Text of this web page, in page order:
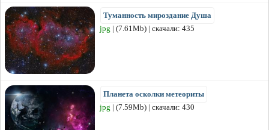
Туманность мироздание Душа
jpg | (7.61Mb) | скачали: 435
Планета осколки метеориты
jpg | (7.59Mb) | скачали: 430